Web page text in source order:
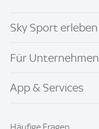
Sky Sport erleben
Für Unternehmen
App & Services